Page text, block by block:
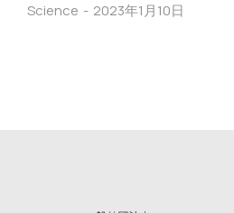
Science 2023年1月10日